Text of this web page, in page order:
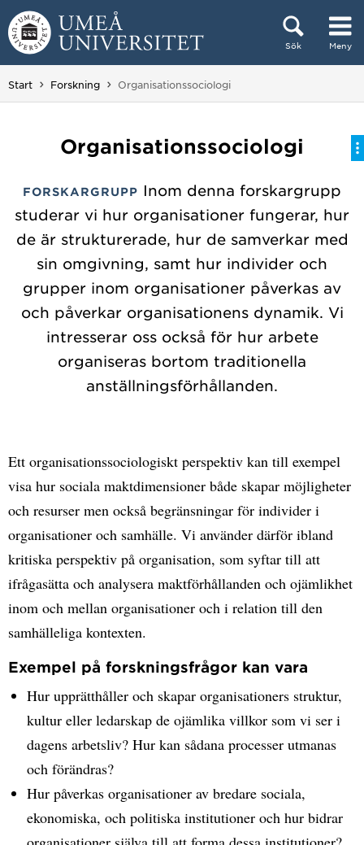
Hoppa direkt till innehållet
Sök Meny
Huvudmenyn dold.
Start Forskning Du är här:
Organisationssociologi
Organisationssociologi
FORSKARGRUPP Inom denna forskargrupp
studerar vi hur organisationer fungerar, hur
de är strukturerade, hur de samverkar med
sin omgivning, samt hur individer och
grupper inom organisationer påverkas av
och påverkar organisationens dynamik. Vi
intresserar oss också för hur arbete
organiseras bortom traditionella
anställningsförhållanden.
Ett organisationssociologiskt perspektiv kan till exempel
visa hur sociala maktdimensioner både skapar möjligheter
och resurser men också begränsningar för individer i
organisationer och samhälle. Vi använder därför ibland
kritiska perspektiv på organisation, som syftar till att
ifrågasätta och analysera maktförhållanden och ojämlikhet
inom och mellan organisationer och i relation till den
samhälleliga kontexten.
Exempel på forskningsfrågor kan vara
Hur upprätthåller och skapar organisationers struktur,
kultur eller ledarskap de ojämlika villkor som vi ser i
dagens arbetsliv? Hur kan sådana processer utmanas
och förändras?
Hur påverkas organisationer av bredare sociala,
ekonomiska, och politiska institutioner och hur bidrar